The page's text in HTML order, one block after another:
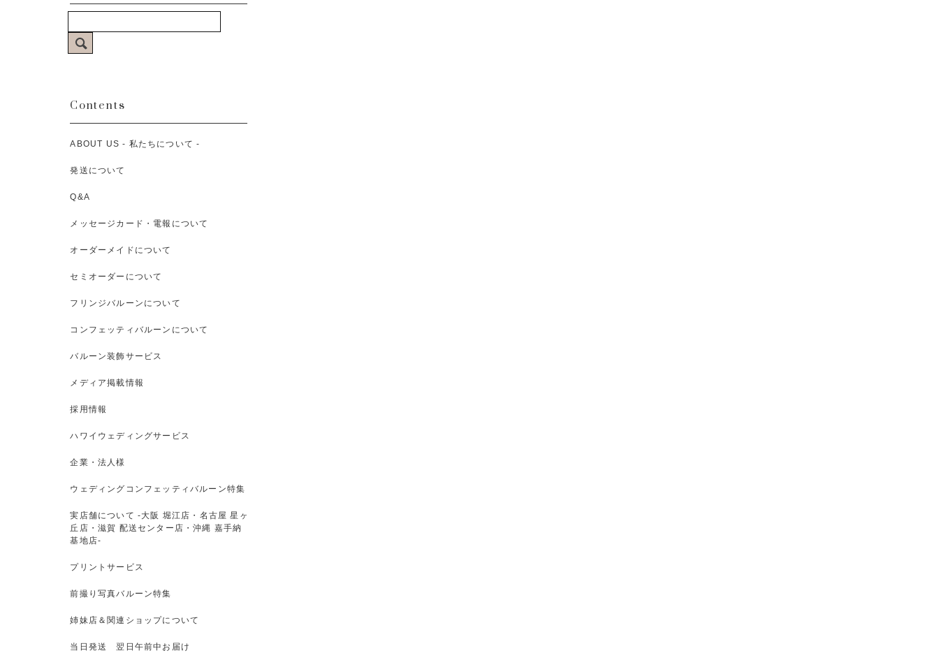
Contents
ABOUT US - 私たちについて -
発送について
Q&A
メッセージカード・電報について
オーダーメイドについて
セミオーダーについて
フリンジバルーンについて
コンフェッティバルーンについて
バルーン装飾サービス
メディア掲載情報
採用情報
ハワイウェディングサービス
企業・法人様
ウェディングコンフェッティバルーン特集
実店舗について -大阪 堀江店・名古屋 星ヶ
丘店・滋賀 配送センター店・沖縄 嘉手納
基地店-
プリントサービス
前撮り写真バルーン特集
姉妹店＆関連ショップについて
当日発送 翌日午前中お届け